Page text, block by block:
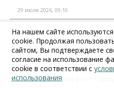
29 июля 2026, 09:10
Все материалы
Бизнес календарь
Фонд «Больше
на главный экофест
На нашем сайте
cookie. Продолжая
сайтом, Вы подтверждаете
согласие на использование
cookie в соответствии с
использования